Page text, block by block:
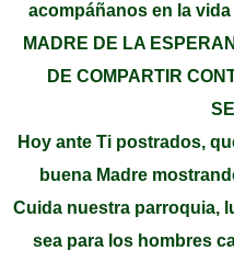
acompáñanos en la
MADRE DE LA
DE COMPARTIR
Hoy ante Ti postrados,
buena Madre
Cuida nuestra parroquia,
sea para los hombres